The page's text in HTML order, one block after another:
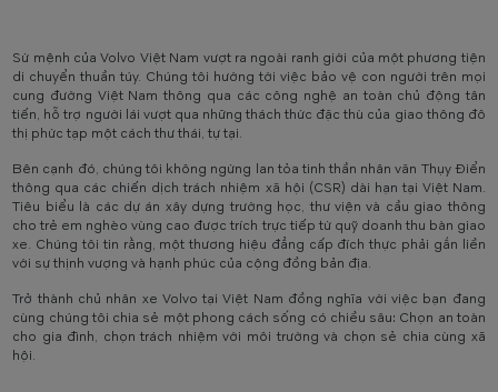
Sứ mệnh của Volvo Việt Nam vượt ra ngoài ranh giới của một phương tiện
di chuyển thuần túy. Chúng tôi hướng tới việc bảo vệ con người trên mọi
cung đường Việt Nam thông qua các công nghệ an toàn chủ động tân
tiến, hỗ trợ người lái vượt qua những thách thức đặc thù của giao thông đô
thị phức tạp một cách thư thái, tự tại.
Bên cạnh đó, chúng tôi không ngừng lan tỏa tinh thần nhân văn Thụy Điển
thông qua các chiến dịch trách nhiệm xã hội (CSR) dài hạn tại Việt Nam.
Tiêu biểu là các dự án xây dựng trường học, thư viện và cầu giao thông
cho trẻ em nghèo vùng cao được trích trực tiếp từ quỹ doanh thu bàn giao
xe. Chúng tôi tin rằng, một thương hiệu đẳng cấp đích thực phải gắn liền
với sự thịnh vượng và hạnh phúc của cộng đồng bản địa.
Trở thành chủ nhân xe Volvo tại Việt Nam đồng nghĩa với việc bạn đang
cùng chúng tôi chia sẻ một phong cách sống có chiều sâu: Chọn an toàn
cho gia đình, chọn trách nhiệm với môi trường và chọn sẻ chia cùng xã
hội.